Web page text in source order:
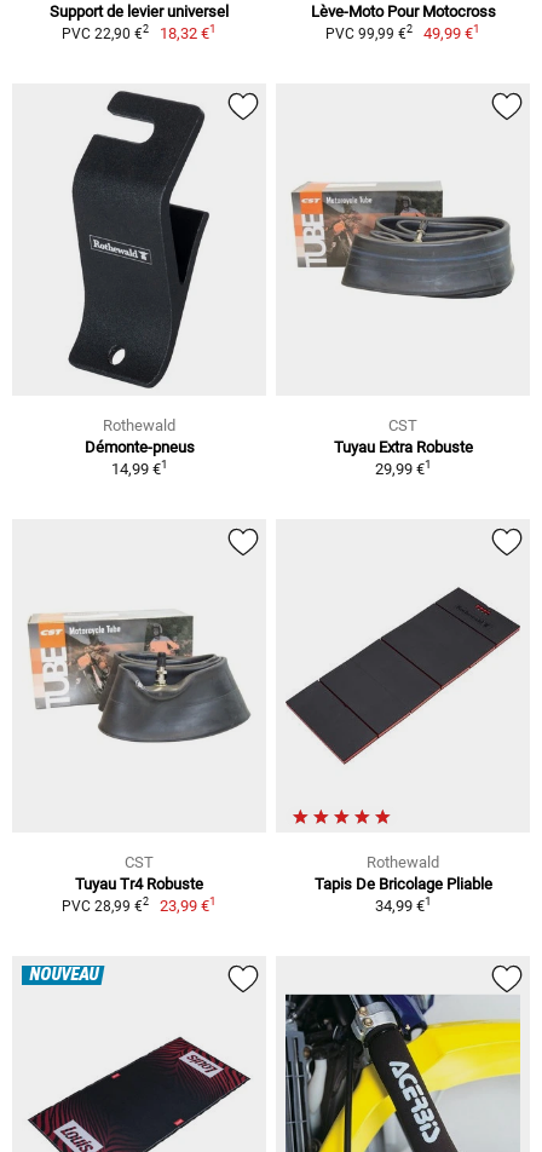
Support de levier universel
PVC 22,90 €2 18,32 €1
Lève-Moto Pour Motocross
PVC 99,99 €2 49,99 €1
Rothewald
Démonte-pneus
14,99 €1
CST
Tuyau Extra Robuste
29,99 €1
CST
Tuyau Tr4 Robuste
PVC 28,99 €2 23,99 €1
Rothewald
Tapis De Bricolage Pliable
34,99 €1
NOUVEAU